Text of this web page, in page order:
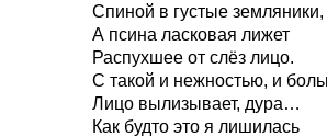
Спиной в густые земляники,
А псина ласковая лижет
Распухшее от слёз лицо.
С такой и нежностью, и
Лицо вылизывает, дура…
Как будто это я лишилась